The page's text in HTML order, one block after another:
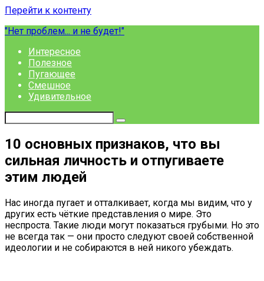
Перейти к контенту
"Нет проблем... и не будет!"
Интересное
Полезное
Пугающее
Смешное
Удивительное
10 основных признаков, что вы
сильная личность и отпугиваете
этим людей
Нас иногда пугает и отталкивает, когда мы видим, что у
других есть чёткие представления о мире. Это
неспроста. Такие люди могут показаться грубыми. Но это
не всегда так — они просто следуют своей собственной
идеологии и не собираются в ней никого убеждать.